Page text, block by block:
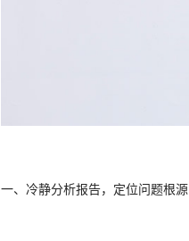
一、冷静分析报告，定位问题根源